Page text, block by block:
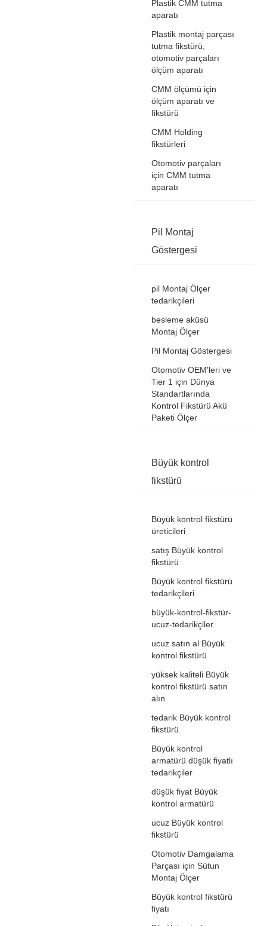
Plastik CMM tutma
aparatı
Plastik montaj parçası
tutma fikstürü,
otomotiv parçaları
ölçüm aparatı
CMM ölçümü için
ölçüm aparatı ve
fikstürü
CMM Holding
fikstürleri
Otomotiv parçaları
için CMM tutma
aparatı
Pil Montaj
Göstergesi
pil Montaj Ölçer
tedarikçileri
besleme aküsü
Montaj Ölçer
Pil Montaj Göstergesi
Otomotiv OEM'leri ve
Tier 1 için Dünya
Standartlarında
Kontrol Fikstürü Akü
Paketi Ölçer
Büyük kontrol
fikstürü
Büyük kontrol fikstürü
üreticileri
satış Büyük kontrol
fikstürü
Büyük kontrol fikstürü
tedarikçileri
büyük-kontrol-fikstür-
ucuz-tedarikçiler
ucuz satın al Büyük
kontrol fikstürü
yüksek kaliteli Büyük
kontrol fikstürü satın
alın
tedarik Büyük kontrol
fikstürü
Büyük kontrol
armatürü düşük fiyatlı
tedarikçiler
düşük fiyat Büyük
kontrol armatürü
ucuz Büyük kontrol
fikstürü
Otomotiv Damgalama
Parçası için Sütun
Montaj Ölçer
Büyük kontrol fikstürü
fiyatı